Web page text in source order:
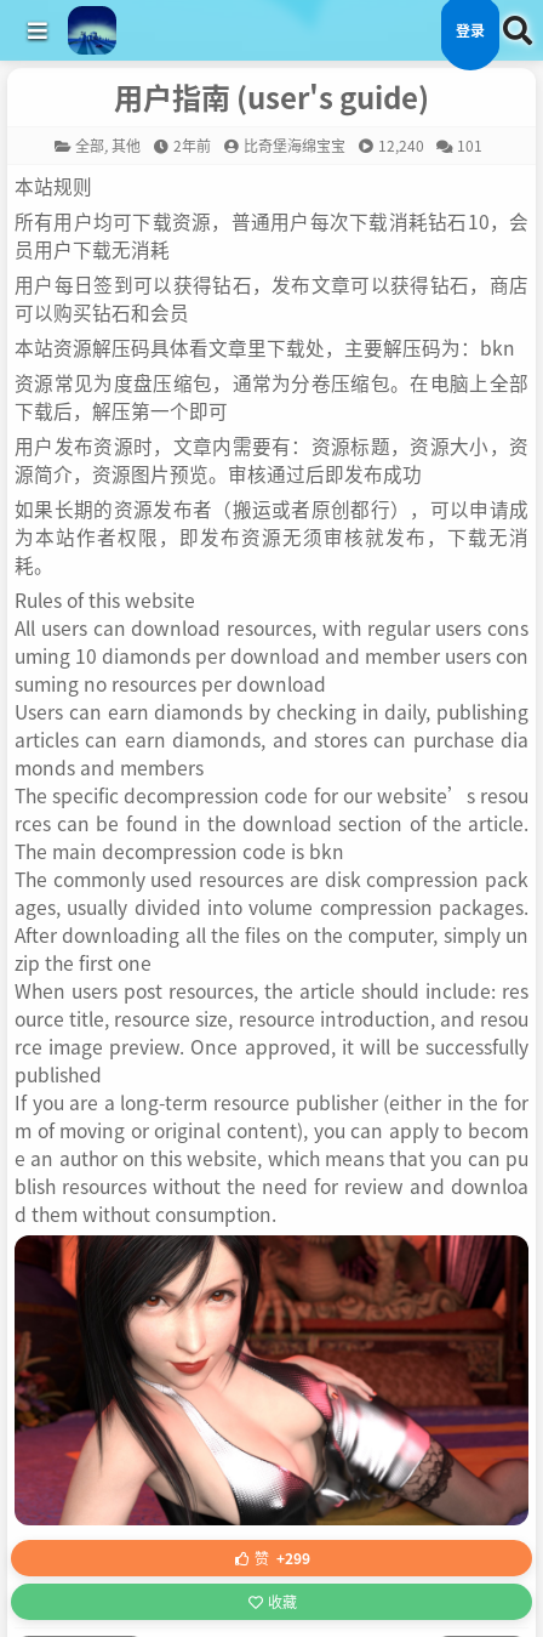
登录
用户指南 (user's guide)
全部,其他 2年前 比奇堡海绵宝宝 12,240 101
本站规则
所有用户均可下载资源，普通用户每次下载消耗钻石10，会
员用户下载无消耗
用户每日签到可以获得钻石，发布文章可以获得钻石，商店
可以购买钻石和会员
本站资源解压码具体看文章里下载处，主要解压码为：bkn
资源常见为度盘压缩包，通常为分卷压缩包。在电脑上全部
下载后，解压第一个即可
用户发布资源时，文章内需要有：资源标题，资源大小，资
源简介，资源图片预览。审核通过后即发布成功
如果长期的资源发布者（搬运或者原创都行），可以申请成
为本站作者权限，即发布资源无须审核就发布，下载无消
耗。
Rules of this website
All users can download resources, with regular users cons
uming 10 diamonds per download and member users con
suming no resources per download
Users can earn diamonds by checking in daily, publishing
articles can earn diamonds, and stores can purchase dia
monds and members
The specific decompression code for our website’s resou
rces can be found in the download section of the article.
The main decompression code is bkn
The commonly used resources are disk compression pack
ages, usually divided into volume compression packages.
After downloading all the files on the computer, simply un
zip the first one
When users post resources, the article should include: res
ource title, resource size, resource introduction, and resou
rce image preview. Once approved, it will be successfully
published
If you are a long-term resource publisher (either in the for
m of moving or original content), you can apply to becom
e an author on this website, which means that you can pu
blish resources without the need for review and downloa
d them without consumption.
赞 +299
收藏